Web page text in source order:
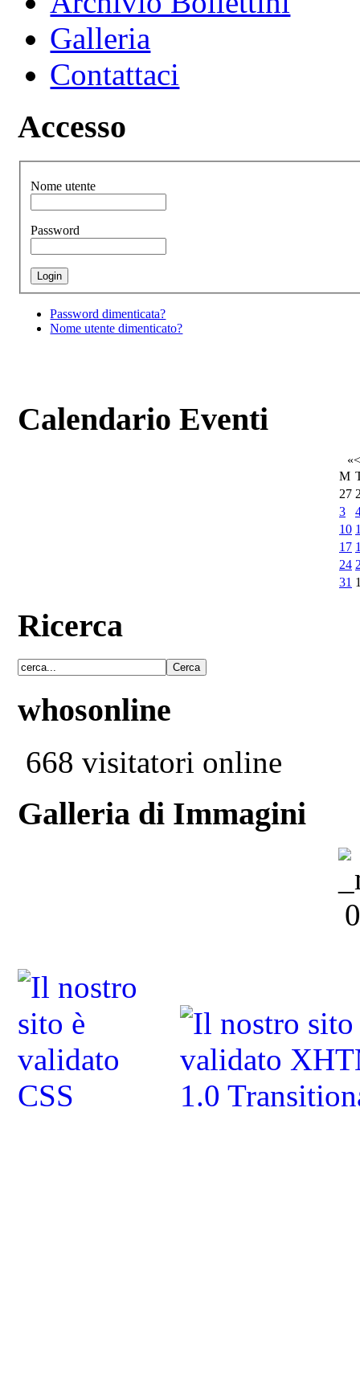
Galleria
Contattaci
Accesso
Nome utente
Password
Password dimenticata?
Nome utente dimenticato?
Calendario Eventi
«<
M
27
3
10
17
24
31
Ricerca
whosonline
668 visitatori online
Galleria di Immagini